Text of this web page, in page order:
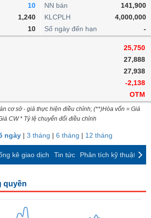
10
1,240
10
NN bán
141,900
KLCPLH
4,000,000
Số ngày đến hạn
-
25,750
27,888
27,938
-2,138
OTM
cơ sở - giá thực hiện điều chỉnh; (**)Hòa vốn = Giá
CW * Tỷ lệ chuyển đổi điều chỉnh
ngày| 3 tháng | 6 tháng | 12 tháng
kê giao dịch Tin tức Phân tích kỹ thuật
quyền